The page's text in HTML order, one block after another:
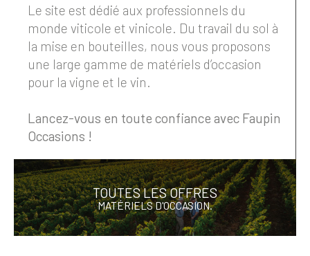
Le site est dédié aux professionnels du
monde viticole et vinicole. Du travail du sol à
la mise en bouteilles, nous vous proposons
une large gamme de matériels d’occasion
pour la vigne et le vin.
Lancez-vous en toute confiance avec Faupin
Occasions !
TOUTES LES OFFRES
MATÉRIELS D'OCCASION.